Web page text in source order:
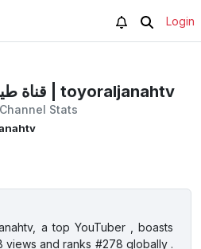
Login
قناة طيور الجنة | toyoraljanahtv
Stats
views and ranks #278 globally .